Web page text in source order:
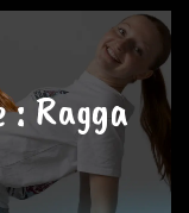
: Ragga